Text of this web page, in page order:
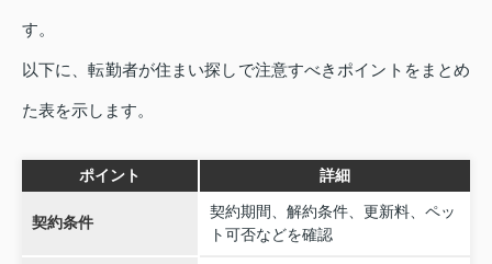
す。
以下に、転勤者が住まい探しで注意すべきポイントをまとめ
た表を示します。
ポイント 詳細
契約条件
契約期間、解約条件、更新料、ペッ
ト可否などを確認